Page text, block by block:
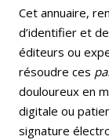
Cet annuaire,
d’identifier et
éditeurs ou
résoudre ces
douloureux en
digitale ou
signature